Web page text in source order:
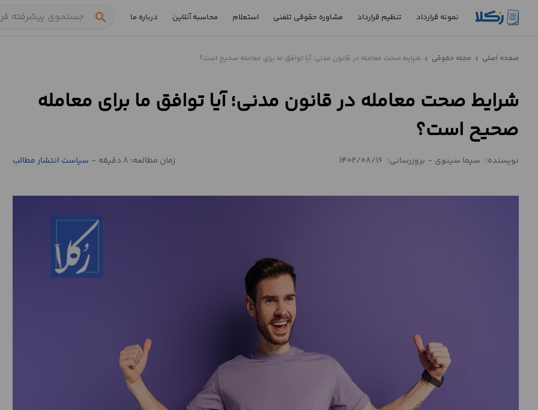
نمونه قرارداد تنظیم قرارداد مشاوره حقوقی تلفنی استعلام محاسبه آنلاین درباره ما search
قرارداد
تنظیم
قرارداد
حقوقی
صفحه اصلی chevron_left مجله حقوقی chevron_left شرایط صحت معامله در قانون مدنی؛ آیا توافق ما برای معامله صحیح است؟
شرایط صحت معامله در قانون مدنی؛ آیا توافق ما برای معامله
صحیح است؟
نویسنده: سیما سینوی - بروزرسانی: 1402/08/16 زمان مطالعه: 8 دقیقه - سیاست انتشار مطالب